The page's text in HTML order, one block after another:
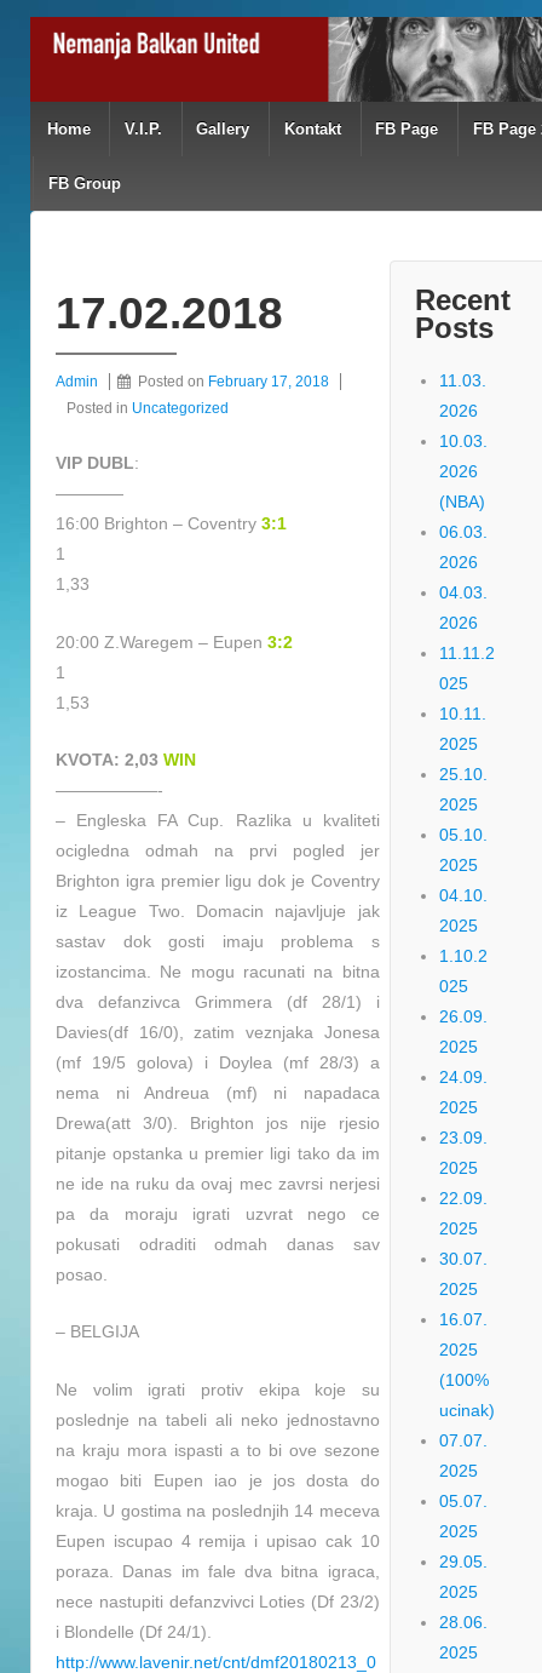
Home V.I.P. Gallery Kontakt FB Page FB Page
FB Group
17.02.2018
Admin Posted on February 17, 2018
Posted in Uncategorized
VIP DUBL:
————
16:00 Brighton – Coventry 3:1
1
1,33
20:00 Z.Waregem – Eupen 3:2
1
1,53
KVOTA: 2,03 WIN
——————-
– Engleska FA Cup. Razlika u kvaliteti
ocigledna odmah na prvi pogled jer
Brighton igra premier ligu dok je Coventry
iz League Two. Domacin najavljuje jak
sastav dok gosti imaju problema s
izostancima. Ne mogu racunati na bitna
dva defanzivca Grimmera (df 28/1) i
Davies(df 16/0), zatim veznjaka Jonesa
(mf 19/5 golova) i Doylea (mf 28/3) a
nema ni Andreua (mf) ni napadaca
Drewa(att 3/0). Brighton jos nije rjesio
pitanje opstanka u premier ligi tako da im
ne ide na ruku da ovaj mec zavrsi nerjesi
pa da moraju igrati uzvrat nego ce
pokusati odraditi odmah danas sav
posao.
– BELGIJA
Ne volim igrati protiv ekipa koje su
poslednje na tabeli ali neko jednostavno
na kraju mora ispasti a to bi ove sezone
mogao biti Eupen iao je jos dosta do
kraja. U gostima na poslednjih 14 meceva
Eupen iscupao 4 remija i upisao cak 10
poraza. Danas im fale dva bitna igraca,
nece nastupiti defanzvivci Loties (Df 23/2)
i Blondelle (Df 24/1).
http://www.lavenir.net/cnt/dmf20180213_0
Recent
Posts
11.03.
2026
10.03.
2026
(NBA)
06.03.
2026
04.03.
2026
11.11.2
025
10.11.
2025
25.10.
2025
05.10.
2025
04.10.
2025
1.10.2
025
26.09.
2025
24.09.
2025
23.09.
2025
22.09.
2025
30.07.
2025
16.07.
2025
(100%
ucinak)
07.07.
2025
05.07.
2025
29.05.
2025
28.06.
2025